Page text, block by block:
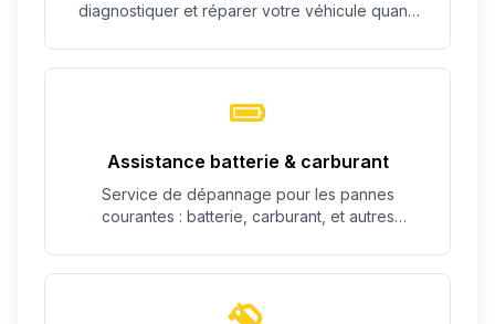
diagnostiquer et réparer votre véhicule quand
Assistance batterie & carburant
Service de dépannage pour les pannes
courantes : batterie, carburant, et autres